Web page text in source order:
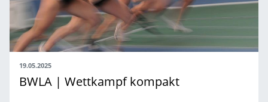
19.05.2025
BWLA | Wettkampf kompakt